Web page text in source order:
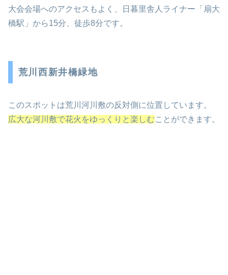
大会会場へのアクセスもよく、日暮里舎人ライナー「扇大
橋駅」から15分、徒歩8分です。
荒川西新井橋緑地
このスポットは荒川河川敷の反対側に位置しています。
広大な河川敷で花火をゆっくりと楽しむことができます。